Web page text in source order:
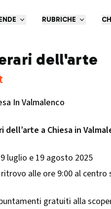
RUBRICHE
dell'arte
In Valmalenco
dell’arte a Chiesa in
luglio e 19 agosto 2025
alle ore 9:00 al centro
gratuiti alla